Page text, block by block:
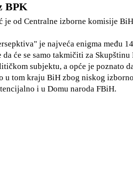
BPK
je od Centralne izborne komisije
je najveća enigma među
će se samo takmičiti za Skupštinu
subjektu, a opće je poznato
u tom kraju BiH zbog niskog
i u Domu naroda FBiH.